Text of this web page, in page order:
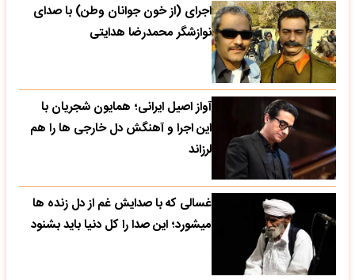
اجرای (از خون جوانان وطن) با صدای
نوازشگر محمدرضا هدایتی
آواز اصیل ایرانی؛ همایون شجریان با
این اجرا و آهنگش دل خارجی ها را هم
لرزاند
غسالی که با صدایش غم از دل زنده ها
میشورد؛ این صدا را کل دنیا باید بشنود